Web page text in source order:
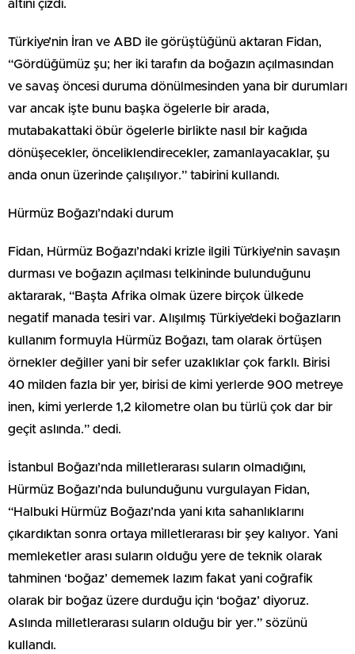
altını çizdi.
Türkiye’nin İran ve ABD ile görüştüğünü aktaran Fidan,
“Gördüğümüz şu; her iki tarafın da boğazın açılmasından
ve savaş öncesi duruma dönülmesinden yana bir durumları
var ancak işte bunu başka ögelerle bir arada,
mutabakattaki öbür ögelerle birlikte nasıl bir kağıda
dönüşecekler, önceliklendirecekler, zamanlayacaklar, şu
anda onun üzerinde çalışılıyor.” tabirini kullandı.
Hürmüz Boğazı’ndaki durum
Fidan, Hürmüz Boğazı’ndaki krizle ilgili Türkiye’nin savaşın
durması ve boğazın açılması telkininde bulunduğunu
aktararak, “Başta Afrika olmak üzere birçok ülkede
negatif manada tesiri var. Alışılmış Türkiye’deki boğazların
kullanım formuyla Hürmüz Boğazı, tam olarak örtüşen
örnekler değiller yani bir sefer uzaklıklar çok farklı. Birisi
40 milden fazla bir yer, birisi de kimi yerlerde 900 metreye
inen, kimi yerlerde 1,2 kilometre olan bu türlü çok dar bir
geçit aslında.” dedi.
İstanbul Boğazı’nda milletlerarası suların olmadığını,
Hürmüz Boğazı’nda bulunduğunu vurgulayan Fidan,
“Halbuki Hürmüz Boğazı’nda yani kıta sahanlıklarını
çıkardıktan sonra ortaya milletlerarası bir şey kalıyor. Yani
memleketler arası suların olduğu yere de teknik olarak
tahminen ‘boğaz’ dememek lazım fakat yani coğrafik
olarak bir boğaz üzere durduğu için ‘boğaz’ diyoruz.
Aslında milletlerarası suların olduğu bir yer.” sözünü
kullandı.